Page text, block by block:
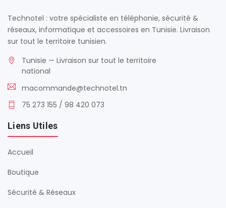
Technotel : votre spécialiste en téléphonie, sécurité &
réseaux, informatique et accessoires en Tunisie. Livraison
sur tout le territoire tunisien.
Tunisie — Livraison sur tout le territoire
national
macommande@technotel.tn
75 273 155 / 98 420 073
Liens Utiles
Accueil
Boutique
Sécurité & Réseaux